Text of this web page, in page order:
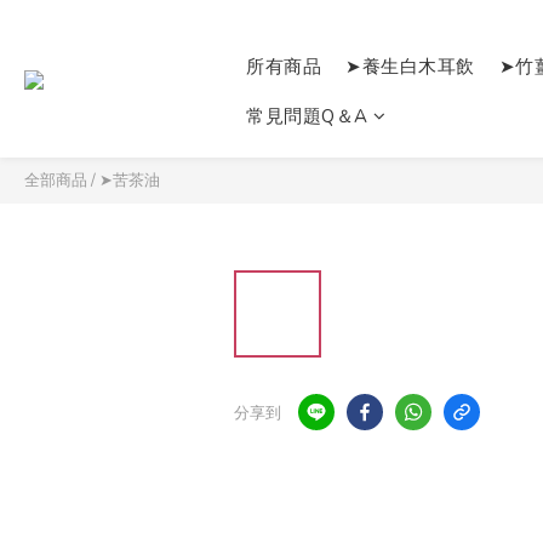
所有商品 ➤養生白木耳飲 ➤竹
常見問題Q＆A
全部商品 / ➤苦茶油
分享到